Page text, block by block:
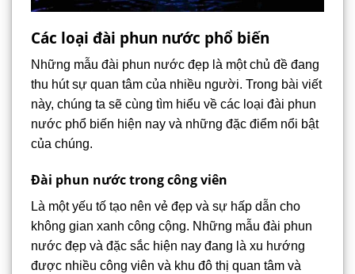
Các loại đài phun nước phổ biến
Những mẫu đài phun nước đẹp là một chủ đề đang
thu hút sự quan tâm của nhiều người. Trong bài viết
này, chúng ta sẽ cùng tìm hiểu về các loại đài phun
nước phổ biến hiện nay và những đặc điểm nổi bật
của chúng.
Đài phun nước trong công viên
Là một yếu tố tạo nên vẻ đẹp và sự hấp dẫn cho
không gian xanh công cộng. Những mẫu đài phun
nước đẹp và đặc sắc hiện nay đang là xu hướng
được nhiều công viên và khu đô thị quan tâm và